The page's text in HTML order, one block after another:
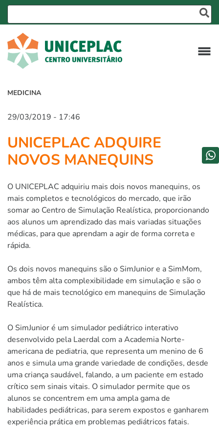
MEDICINA
29/03/2019 - 17:46
UNICEPLAC ADQUIRE
NOVOS MANEQUINS
O UNICEPLAC adquiriu mais dois novos manequins, os
mais completos e tecnológicos do mercado, que irão
somar ao Centro de Simulação Realística, proporcionando
aos alunos um aprendizado das mais variadas situações
médicas, para que aprendam a agir de forma correta e
rápida.
Os dois novos manequins são o SimJunior e a SimMom,
ambos têm alta complexibilidade em simulação e são o
que há de mais tecnológico em manequins de Simulação
Realística.
O SimJunior é um simulador pediátrico interativo
desenvolvido pela Laerdal com a Academia Norte-
americana de pediatria, que representa um menino de 6
anos e simula uma grande variedade de condições, desde
uma criança saudável, falando, a um paciente em estado
crítico sem sinais vitais. O simulador permite que os
alunos se concentrem em uma ampla gama de
habilidades pediátricas, para serem expostos e ganharem
experiência prática em problemas pediátricos fatais.